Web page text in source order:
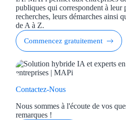
publiques qui correspondent à
recherches, leurs démarches ainsi
de A à Z.
Commencez gratuitement
Contactez-Nous
Nous sommes à l'écoute de vos
remarques !